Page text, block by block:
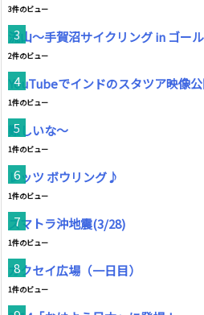
3件のビュー
流山～手賀沼サイクリング in ゴー
2件のビュー
YouTubeでインドのスタツア映像
1件のビュー
難しいな〜
1件のビュー
レッツ ボウリング♪
1件のビュー
スマトラ沖地震(3/28)
1件のビュー
ガクセイ広場（一日目）
1件のビュー